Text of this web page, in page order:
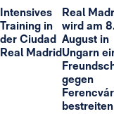
Intensives
Training in
der Ciudad
Real Madrid
Real
wird am
August in
Ungarn
gegen
bestreiten